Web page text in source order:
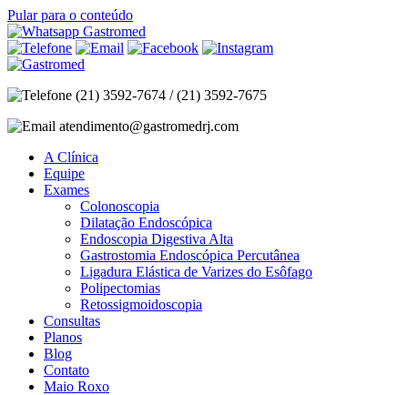
Pular para o conteúdo
(21) 3592-7674 / (21) 3592-7675
atendimento@gastromedrj.com
A Clínica
Equipe
Exames
Colonoscopia
Dilatação Endoscópica
Endoscopia Digestiva Alta
Gastrostomia Endoscópica Percutânea
Ligadura Elástica de Varizes do Esôfago
Polipectomias
Retossigmoidoscopia
Consultas
Planos
Blog
Contato
Maio Roxo